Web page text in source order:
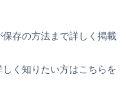
保存の方法まで詳しく掲載
く知りたい方はこちらを